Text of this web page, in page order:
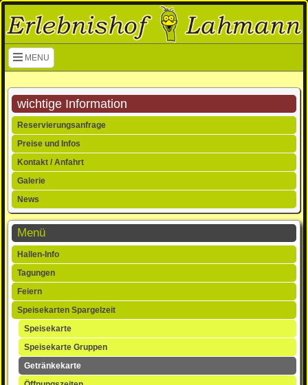
MENU
Navigation überspringen
wichtige Information
Navigation
überspringen
Reservierungsanfrage
Preise und Infos
Kontakt / Anfahrt
Galerie
News
Menü
Navigation
überspringen
Hallen-Info
Tagungen
Feiern
Speisekarten Spargelzeit
Speisekarte
Speisekarte Gruppen
Getränkekarte